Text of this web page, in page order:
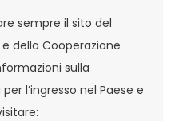
sempre il sito del
della Cooperazione
sulla
l’ingresso nel Paese e